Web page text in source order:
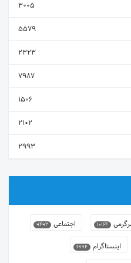
3005
5579
2323
7987
1506
2102
2993
10164 اجتماعی 9493
اینستاگرام 6794